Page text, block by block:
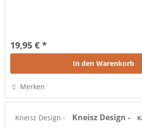
19,95 € *
In den Warenkorb
Merken
Kneisz Design - Kneisz Design -